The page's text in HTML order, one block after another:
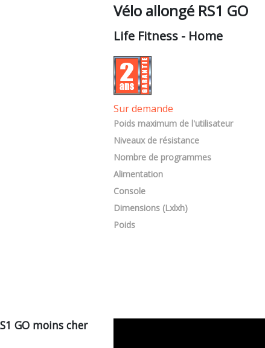
Vélo allongé RS1 GO
Life Fitness - Home
Sur demande
Poids maximum de l'utilisateur
Niveaux de résistance
Nombre de programmes
Alimentation
Console
Dimensions (Lxlxh)
Poids
GO moins cher